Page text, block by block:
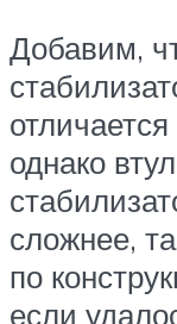
Добавим,
однако
сложнее,
по
если